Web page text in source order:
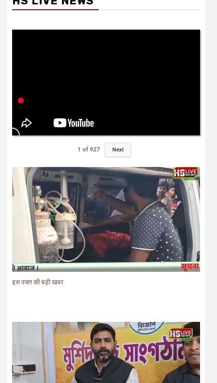
1 of 927 Next
इस वक्त की बड़ी खबर